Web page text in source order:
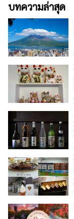
บทความล่าสุด